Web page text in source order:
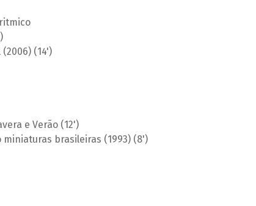
(14')
e Verão (12')
miniaturas brasileiras (1993) (8')